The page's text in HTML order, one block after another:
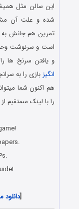
این سالن مثل
شده و علت آن
تمرین هم جانش به
است و سرنوشت
و یافتن سرنخ ها
انگیز بازی را به
هم اکنون شما
را با لینک مستقیم
[دانلود